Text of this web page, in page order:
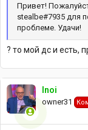
Привет!
stealbe#7935 для
проблеме. Удачи!
? то мой дс и есть,
Inoi
owner31